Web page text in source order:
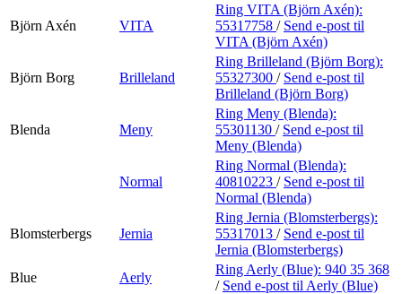
Björn Axén VITA
Ring VITA (Björn Axén):
55317758 / Send e-post til
VITA (Björn Axén)
Björn Borg Brilleland
Ring Brilleland (Björn Borg):
55327300 / Send e-post til
Brilleland (Björn Borg)
Blenda Meny
Ring Meny (Blenda):
55301130 / Send e-post til
Meny (Blenda)
Normal
Ring Normal (Blenda):
40810223 / Send e-post til
Normal (Blenda)
Blomsterbergs Jernia
Ring Jernia (Blomsterbergs):
55317013 / Send e-post til
Jernia (Blomsterbergs)
Blue
Aerly
Ring Aerly (Blue): 940 35 368
/ Send e-post til Aerly (Blue)